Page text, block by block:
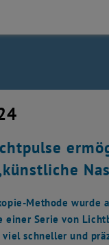
auflisten
Methode wurde
Serie von
viel schneller und